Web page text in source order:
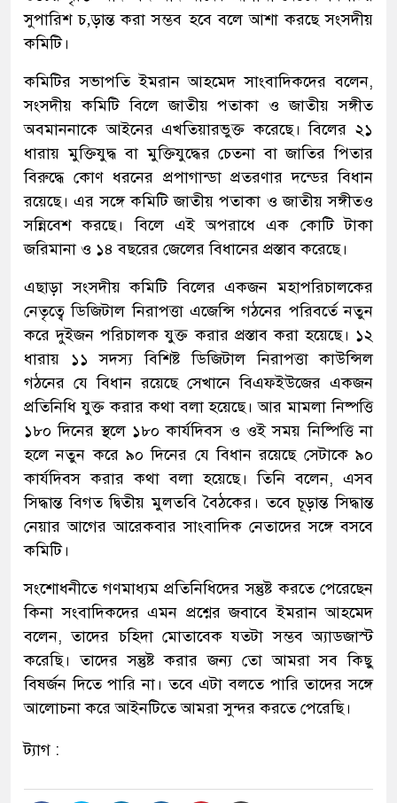
সুপারিশ চ‚ড়ান্ত করা সম্ভব হবে বলে আশা করছে সংসদীয়
কমিটি।
কমিটির সভাপতি ইমরান আহমেদ সাংবাদিকদের বলেন,
সংসদীয় কমিটি বিলে জাতীয় পতাকা ও জাতীয় সঙ্গীত
অবমাননাকে আইনের এখতিয়ারভুক্ত করেছে। বিলের ২১
ধারায় মুক্তিযুদ্ধ বা মুক্তিযুদ্ধের চেতনা বা জাতির পিতার
বিরুদ্ধে কোণ ধরনের প্রপাগান্ডা প্রতরণার দন্ডের বিধান
রয়েছে। এর সঙ্গে কমিটি জাতীয় পতাকা ও জাতীয় সঙ্গীতও
সন্নিবেশ করছে। বিলে এই অপরাধে এক কোটি টাকা
জরিমানা ও ১৪ বছরের জেলের বিধানের প্রস্তাব করেছে।
এছাড়া সংসদীয় কমিটি বিলের একজন মহাপরিচালকের
নেতৃত্বে ডিজিটাল নিরাপত্তা এজেন্সি গঠনের পরিবর্তে নতুন
করে দুইজন পরিচালক যুক্ত করার প্রস্তাব করা হয়েছে। ১২
ধারায় ১১ সদস্য বিশিষ্ট ডিজিটাল নিরাপত্তা কাউন্সিল
গঠনের যে বিধান রয়েছে সেখানে বিএফইউজের একজন
প্রতিনিধি যুক্ত করার কথা বলা হয়েছে। আর মামলা নিষ্পত্তি
১৮০ দিনের স্থলে ১৮০ কার্যদিবস ও ওই সময় নিষ্পিত্তি না
হলে নতুন করে ৯০ দিনের যে বিধান রয়েছে সেটাকে ৯০
কার্যদিবস করার কথা বলা হয়েছে। তিনি বলেন, এসব
সিদ্ধান্ত বিগত দ্বিতীয় মুলতবি বৈঠকের। তবে চূড়ান্ত সিদ্ধান্ত
নেয়ার আগের আরেকবার সাংবাদিক নেতাদের সঙ্গে বসবে
কমিটি।
সংশোধনীতে গণমাধ্যম প্রতিনিধিদের সন্তুষ্ট করতে পেরেছেন
কিনা সংবাদিকদের এমন প্রশ্নের জবাবে ইমরান আহমেদ
বলেন, তাদের চহিদা মোতাবেক যতটা সম্ভব অ্যাডজাস্ট
করেছি। তাদের সন্তুষ্ট করার জন্য তো আমরা সব কিছু
বিষর্জন দিতে পারি না। তবে এটা বলতে পারি তাদের সঙ্গে
আলোচনা করে আইনটিতে আমরা সুন্দর করতে পেরেছি।
ট্যাগ :